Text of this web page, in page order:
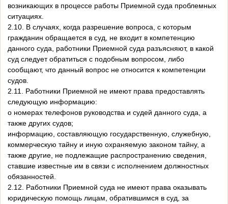
возникающих в процессе работы Приемной суда проблемных
ситуациях.
2.10. В случаях, когда разрешение вопроса, с которым
гражданин обращается в суд, не входит в компетенцию
данного суда, работники Приемной суда разъясняют, в какой
суд следует обратиться с подобным вопросом, либо
сообщают, что данный вопрос не относится к компетенции
судов.
2.11. Работники Приемной не имеют права предоставлять
следующую информацию:
о номерах телефонов руководства и судей данного суда, а
также других судов;
информацию, составляющую государственную, служебную,
коммерческую тайну и иную охраняемую законом тайну, а
также другие, не подлежащие распространению сведения,
ставшие известные им в связи с исполнением должностных
обязанностей.
2.12. Работники Приемной суда не имеют права оказывать
юридическую помощь лицам, обратившимся в суд, за